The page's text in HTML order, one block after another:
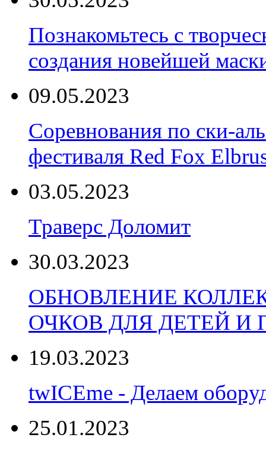
Познакомьтесь с
создания новейшей
09.05.2023
Соревнования по ски-
фестиваля Red Fox
03.05.2023
Траверс Доломит
30.03.2023
ОБНОВЛЕНИЕ
ОЧКОВ ДЛЯ ДЕТЕЙ И
19.03.2023
twICEme - Делаем
25.01.2023